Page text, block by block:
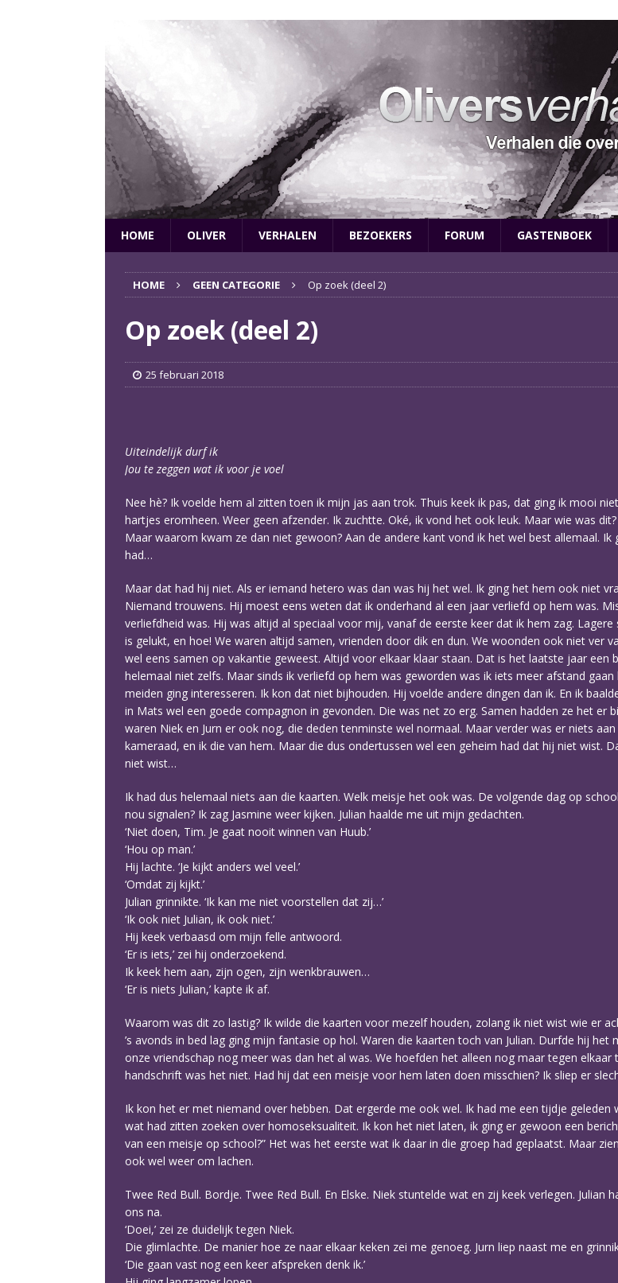
HOME OLIVER VERHALEN BEZOEKERS FORUM GASTENBOEK
HOME GEEN CATEGORIE Op zoek (deel 2)
Op zoek (deel 2)
25 februari 2018
Uiteindelijk durf ik
Jou te zeggen wat ik voor je voel
Nee hè? Ik voelde hem al zitten toen ik mijn jas aan trok. Thuis keek ik pas, dat ging ik mooi
hartjes eromheen. Weer geen afzender. Ik zuchtte. Oké, ik vond het ook leuk. Maar wie was
Maar waarom kwam ze dan niet gewoon? Aan de andere kant vond ik het wel best allemaal.
had…
Maar dat had hij niet. Als er iemand hetero was dan was hij het wel. Ik ging het hem ook niet
Niemand trouwens. Hij moest eens weten dat ik onderhand al een jaar verliefd op hem was.
verliefdheid was. Hij was altijd al speciaal voor mij, vanaf de eerste keer dat ik hem zag.
is gelukt, en hoe! We waren altijd samen, vrienden door dik en dun. We woonden ook niet ver
wel eens samen op vakantie geweest. Altijd voor elkaar klaar staan. Dat is het laatste jaar
helemaal niet zelfs. Maar sinds ik verliefd op hem was geworden was ik iets meer afstand
meiden ging interesseren. Ik kon dat niet bijhouden. Hij voelde andere dingen dan ik. En ik
in Mats wel een goede compagnon in gevonden. Die was net zo erg. Samen hadden ze het er
waren Niek en Jurn er ook nog, die deden tenminste wel normaal. Maar verder was er niets
kameraad, en ik die van hem. Maar die dus ondertussen wel een geheim had dat hij niet wist.
niet wist…
Ik had dus helemaal niets aan die kaarten. Welk meisje het ook was. De volgende dag op
nou signalen? Ik zag Jasmine weer kijken. Julian haalde me uit mijn gedachten.
‘Niet doen, Tim. Je gaat nooit winnen van Huub.’
‘Hou op man.’
Hij lachte. ‘Je kijkt anders wel veel.’
‘Omdat zij kijkt.’
Julian grinnikte. ‘Ik kan me niet voorstellen dat zij…’
‘Ik ook niet Julian, ik ook niet.’
Hij keek verbaasd om mijn felle antwoord.
‘Er is iets,’ zei hij onderzoekend.
Ik keek hem aan, zijn ogen, zijn wenkbrauwen…
‘Er is niets Julian,’ kapte ik af.
Waarom was dit zo lastig? Ik wilde die kaarten voor mezelf houden, zolang ik niet wist wie er
’s avonds in bed lag ging mijn fantasie op hol. Waren die kaarten toch van Julian. Durfde hij
onze vriendschap nog meer was dan het al was. We hoefden het alleen nog maar tegen elkaar
handschrift was het niet. Had hij dat een meisje voor hem laten doen misschien? Ik sliep er
Ik kon het er met niemand over hebben. Dat ergerde me ook wel. Ik had me een tijdje
wat had zitten zoeken over homoseksualiteit. Ik kon het niet laten, ik ging er gewoon een
van een meisje op school?” Het was het eerste wat ik daar in die groep had geplaatst. Maar
ook wel weer om lachen.
Twee Red Bull. Bordje. Twee Red Bull. En Elske. Niek stuntelde wat en zij keek verlegen.
ons na.
‘Doei,’ zei ze duidelijk tegen Niek.
Die glimlachte. De manier hoe ze naar elkaar keken zei me genoeg. Jurn liep naast me en
‘Die gaan vast nog een keer afspreken denk ik.’